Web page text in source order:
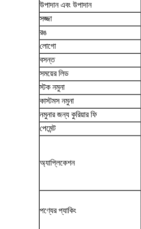
উপাদান এবং উপাদান
সজ্জা
রঙ
লোগো
বসন্ত
সময়ের লিড
স্টক নমুনা
কাস্টমস নমুনা
নমুনার জন্য কুরিয়ার ফি
পেমেন্ট
অ্যাপ্লিকেশন
পণ্যের প্যাকিং